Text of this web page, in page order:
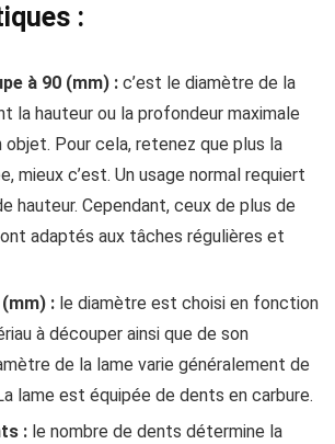
:
à 90 (mm) : c’est le diamètre de la
la hauteur ou la profondeur maximale
objet. Pour cela, retenez que plus la
mieux c’est. Un usage normal requiert
hauteur. Cependant, ceux de plus de
adaptés aux tâches régulières et
: le diamètre est choisi en fonction
à découper ainsi que de son
de la lame varie généralement de
lame est équipée de dents en carbure.
: le nombre de dents détermine la